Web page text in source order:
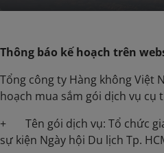
Thông báo kế hoạch trên
Tổng công ty Hàng không Việt
hoạch mua sắm gói dịch vụ cụ
+ Tên gói dịch vụ: Tổ chức
sự kiện Ngày hội Du lịch Tp.